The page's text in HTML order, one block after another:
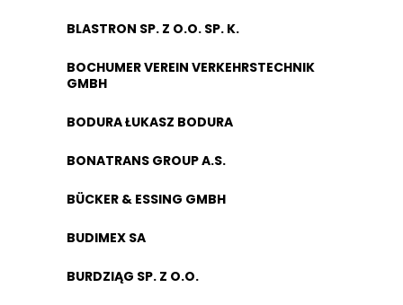
BLASTRON SP. Z O.O. SP. K.
BOCHUMER VEREIN VERKEHRSTECHNIK
GMBH
BODURA ŁUKASZ BODURA
BONATRANS GROUP A.S.
BÜCKER & ESSING GMBH
BUDIMEX SA
BURDZIĄG SP. Z O.O.